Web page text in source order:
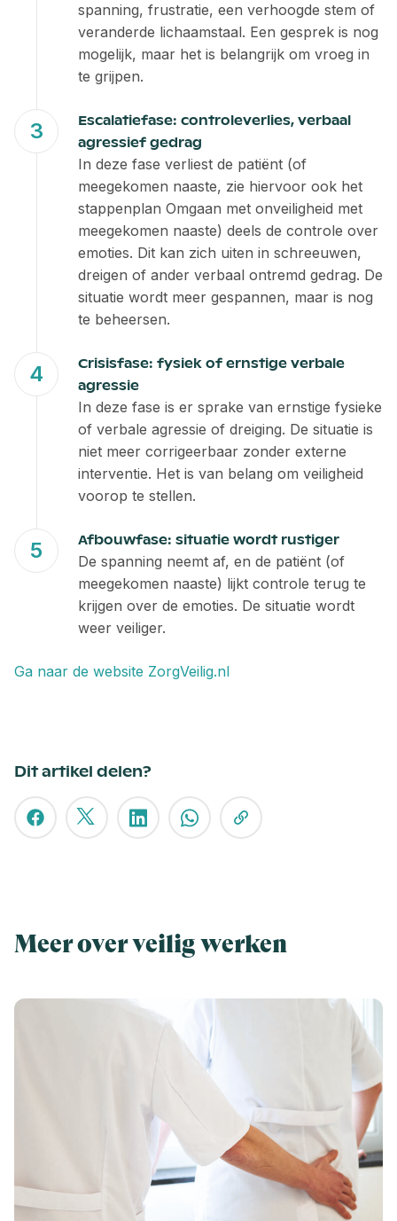
spanning, frustratie, een verhoogde stem of
veranderde lichaamstaal. Een gesprek is nog
mogelijk, maar het is belangrijk om vroeg in
te grijpen.
Escalatiefase: controleverlies, verbaal
agressief gedrag
In deze fase verliest de patiënt (of
meegekomen naaste, zie hiervoor ook het
stappenplan Omgaan met onveiligheid met
meegekomen naaste) deels de controle over
emoties. Dit kan zich uiten in schreeuwen,
dreigen of ander verbaal ontremd gedrag. De
situatie wordt meer gespannen, maar is nog
te beheersen.
Crisisfase: fysiek of ernstige verbale
agressie
In deze fase is er sprake van ernstige fysieke
of verbale agressie of dreiging. De situatie is
niet meer corrigeerbaar zonder externe
interventie. Het is van belang om veiligheid
voorop te stellen.
Afbouwfase: situatie wordt rustiger
De spanning neemt af, en de patiënt (of
meegekomen naaste) lijkt controle terug te
krijgen over de emoties. De situatie wordt
weer veiliger.
Ga naar de website ZorgVeilig.nl
Dit artikel delen?
Meer over veilig werken